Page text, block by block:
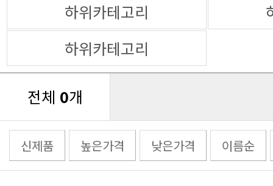
하위카테고리
하위카테고리
전체 0개
신제품 높은가격 낮은가격 이름순